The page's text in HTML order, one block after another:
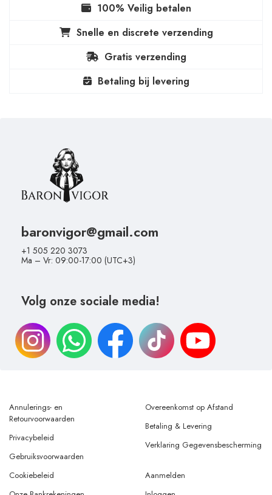
100% Veilig betalen
Snelle en discrete verzending
Gratis verzending
Betaling bij levering
baronvigor@gmail.com
+1 505 220 3073
Ma – Vr: 09:00-17:00 (UTC+3)
Volg onze sociale media!
Annulerings- en
Retourvoorwaarden
Privacybeleid
Gebruiksvoorwaarden
Overeenkomst op Afstand
Betaling & Levering
Verklaring Gegevensbescherming
Cookiebeleid
Aanmelden